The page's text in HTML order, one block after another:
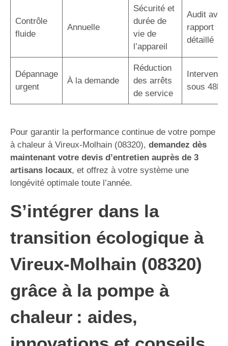
Contrôle
fluide
Annuelle
Sécurité et
durée de
vie de
l’appareil
Audit avec
rapport
détaillé
Dépannage
urgent
À la demande
Réduction
des arrêts
de service
sous 48h
Pour garantir la performance continue de votre pompe
à chaleur à Vireux-Molhain (08320), demandez dès
maintenant votre devis d’entretien auprès de 3
artisans locaux, et offrez à votre système une
longévité optimale toute l’année.
S’intégrer dans la
transition écologique à
Vireux-Molhain (08320)
grâce à la pompe à
chaleur : aides,